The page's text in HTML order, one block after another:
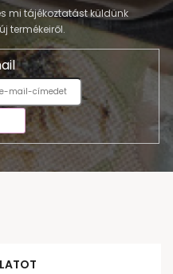
mi tájékoztatást küldünk
termékeiről.